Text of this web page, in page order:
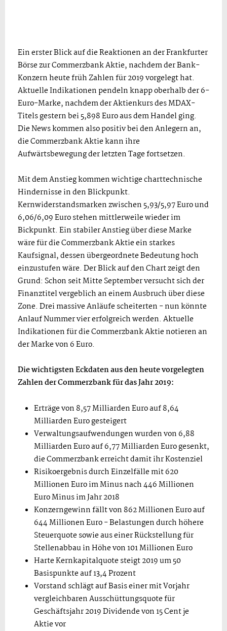
Ein erster Blick auf die Reaktionen an der Frankfurter
Börse zur Commerzbank Aktie, nachdem der Bank-
Konzern heute früh Zahlen für 2019 vorgelegt hat.
Aktuelle Indikationen pendeln knapp oberhalb der 6-
Euro-Marke, nachdem der Aktienkurs des MDAX-
Titels gestern bei 5,898 Euro aus dem Handel ging.
Die News kommen also positiv bei den Anlegern an,
die Commerzbank Aktie kann ihre
Aufwärtsbewegung der letzten Tage fortsetzen.
Mit dem Anstieg kommen wichtige charttechnische
Hindernisse in den Blickpunkt.
Kernwiderstandsmarken zwischen 5,93/5,97 Euro und
6,06/6,09 Euro stehen mittlerweile wieder im
Bickpunkt. Ein stabiler Anstieg über diese Marke
wäre für die Commerzbank Aktie ein starkes
Kaufsignal, dessen übergeordnete Bedeutung hoch
einzustufen wäre. Der Blick auf den Chart zeigt den
Grund: Schon seit Mitte September versucht sich der
Finanztitel vergeblich an einem Ausbruch über diese
Zone. Drei massive Anläufe scheiterten - nun könnte
Anlauf Nummer vier erfolgreich werden. Aktuelle
Indikationen für die Commerzbank Aktie notieren an
der Marke von 6 Euro.
Die wichtigsten Eckdaten aus den heute vorgelegten
Zahlen der Commerzbank für das Jahr 2019:
Erträge von 8,57 Milliarden Euro auf 8,64
Milliarden Euro gesteigert
Verwaltungsaufwendungen wurden von 6,88
Milliarden Euro auf 6,77 Milliarden Euro gesenkt,
die Commerzbank erreicht damit ihr Kostenziel
Risikoergebnis durch Einzelfälle mit 620
Millionen Euro im Minus nach 446 Millionen
Euro Minus im Jahr 2018
Konzerngewinn fällt von 862 Millionen Euro auf
644 Millionen Euro - Belastungen durch höhere
Steuerquote sowie aus einer Rückstellung für
Stellenabbau in Höhe von 101 Millionen Euro
Harte Kernkapitalquote steigt 2019 um 50
Basispunkte auf 13,4 Prozent
Vorstand schlägt auf Basis einer mit Vorjahr
vergleichbaren Ausschüttungsquote für
Geschäftsjahr 2019 Dividende von 15 Cent je
Aktie vor